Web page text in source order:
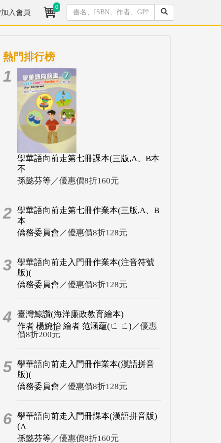
入會員
0
熱門排行榜
1
學華語向前走第七冊課本(三版,A、B本
不
孫懿芬等／優惠價8折160元
2 學華語向前走第七冊作業本(三版,A、B
本
僑務委員會 ／優惠價8折128元
3 學華語向前走入門冊作業本(注音符號
版)(
僑務委員會 ／優惠價8折128元
4
臺灣鯨讚(海洋廉政教育繪本)
作者 楊婉怡 繪者 范涵蘊(ㄈ ㄈ) ／優惠
價8折200元
5 學華語向前走入門冊作業本(漢語拼音
版)(
僑務委員會 ／優惠價8折128元
6 學華語向前走入門冊課本(漢語拼音版)
(A
孫懿芬等／優惠價8折160元